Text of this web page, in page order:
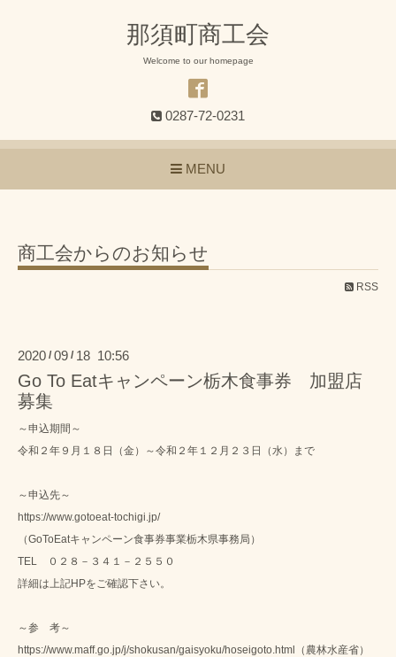
那須町商工会
Welcome to our homepage
0287-72-0231
MENU
商工会からのお知らせ
RSS
2020 / 09 / 18 10:56
Go To Eatキャンペーン栃木食事券 加盟店
募集
～申込期間～
令和２年９月１８日（金）～令和２年１２月２３日（水）まで
～申込先～
https://www.gotoeat-tochigi.jp/
（GoToEatキャンペーン食事券事業栃木県事務局）
TEL ０２８－３４１－２５５０
詳細は上記HPをご確認下さい。
～参 考～
https://www.maff.go.jp/j/shokusan/gaisyoku/hoseigoto.html （農林水産省）